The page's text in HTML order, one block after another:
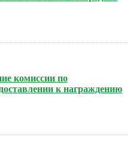
комиссии по
к награждению